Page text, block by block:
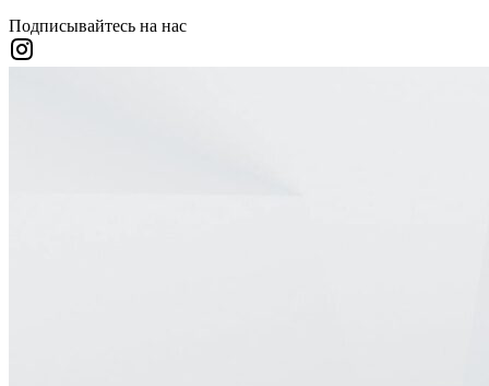
Подписывайтесь на нас